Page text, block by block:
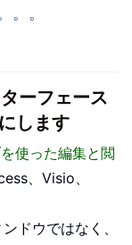
。。
ーフェース
します
使った編集と閲
、Visio、
ドウではなく、